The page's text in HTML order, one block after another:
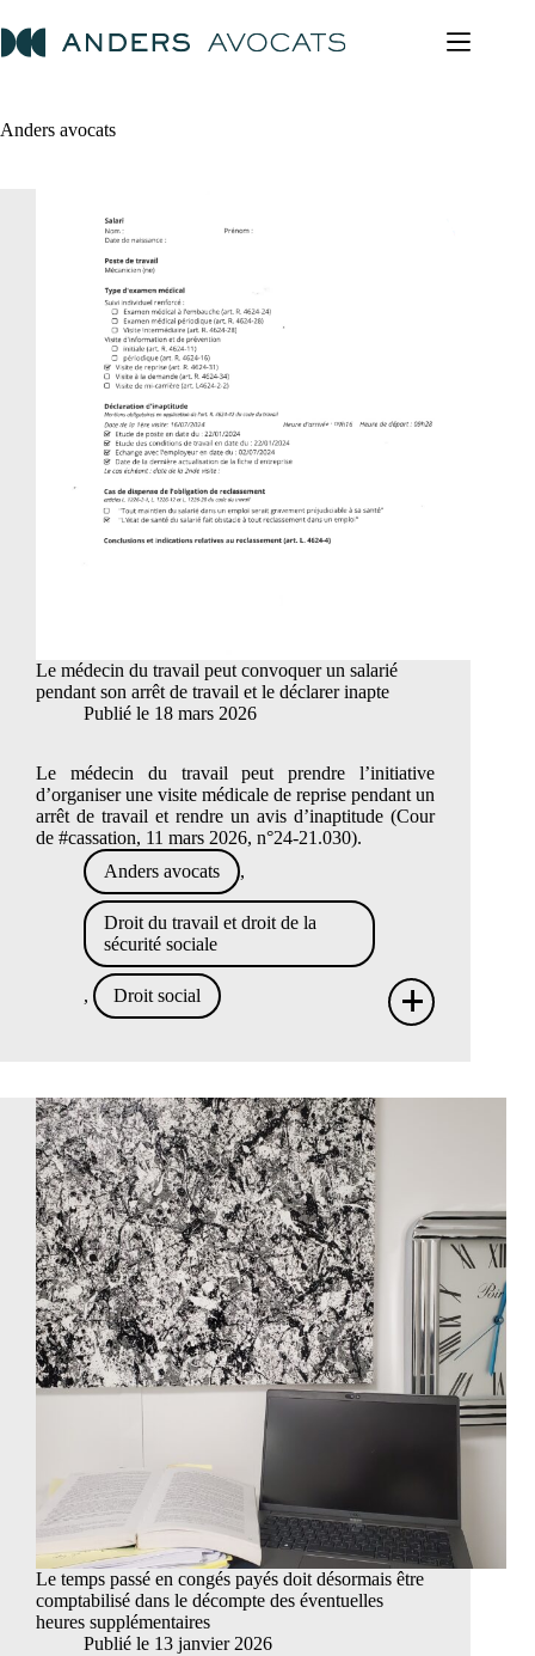
au
contenu
Anders avocats
Le médecin du travail peut convoquer un salarié
pendant son arrêt de travail et le déclarer inapte
Publié le 18 mars 2026
Le médecin du travail peut prendre l’initiative
d’organiser une visite médicale de reprise pendant un
arrêt de travail et rendre un avis d’inaptitude (Cour
de #cassation, 11 mars 2026, n°24-21.030).
Anders avocats
,
Droit du travail et droit de la
sécurité sociale
, Droit social +
Le
du
un
son
arrêt
de
et
Le temps passé en congés payés doit désormais être
comptabilisé dans le décompte des éventuelles
heures supplémentaires
Publié le 13 janvier 2026